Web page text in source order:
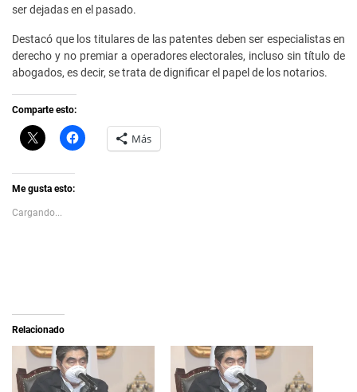
ser dejadas en el pasado.
Destacó que los titulares de las patentes deben ser especialistas en
derecho y no premiar a operadores electorales, incluso sin título de
abogados, es decir, se trata de dignificar el papel de los notarios.
Comparte esto:
C
l
k
t
s
h
e
b
r
e
e
n
H
a
e
n
F
a
c
Más
Me gusta esto:
Cargando...
Relacionado